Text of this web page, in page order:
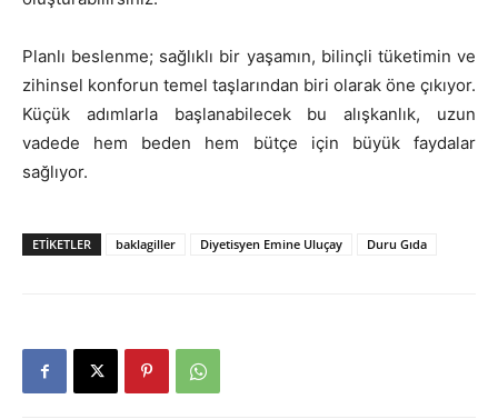
Planlı beslenme; sağlıklı bir yaşamın, bilinçli tüketimin ve
zihinsel konforun temel taşlarından biri olarak öne çıkıyor.
Küçük adımlarla başlanabilecek bu alışkanlık, uzun
vadede hem beden hem bütçe için büyük faydalar
sağlıyor.
ETIKETLER baklagiller Diyetisyen Emine Uluçay Duru Gıda